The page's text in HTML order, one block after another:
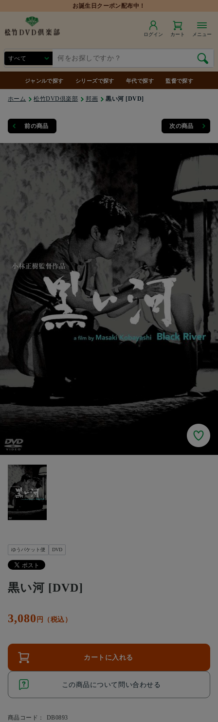
お誕生日クーポン配布中！
ログイン カート メニュー
ジャンルで探す シリーズで探す 年代で探す 監督で探す
ホーム 松竹DVD倶楽部 邦画 黒い河 [DVD]
前の商品 次の商品
ゆうパケット便 DVD
黒い河 [DVD]
3,080 円（税込）
カートに入れる
この商品について問い合わせる
商品コード：
DB0893